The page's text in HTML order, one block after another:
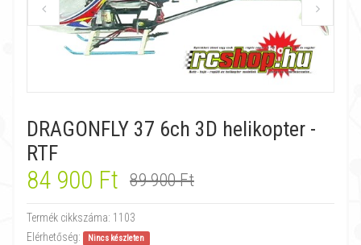
DRAGONFLY 37 6ch 3D helikopter -
RTF
84 900 Ft 89 900 Ft
Termék cikkszáma: 1103
Elérhetőség:
Nincs készleten